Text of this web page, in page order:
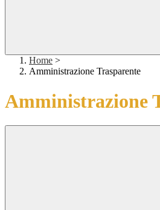
Home >
Amministrazione Trasparente
Amministrazione